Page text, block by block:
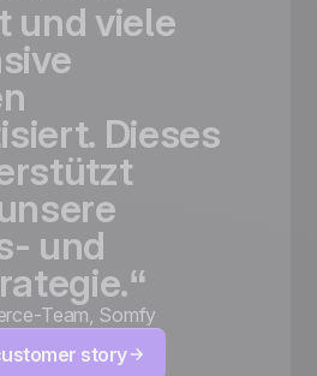
und viele
Dieses
und
Team, Somfy
story